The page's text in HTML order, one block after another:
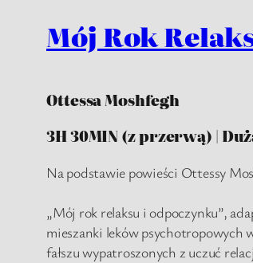
Mój Rok
Ottessa Moshfegh
3H 30MIN (z przerwą) |
Na podstawie powieści Ottessy
„Mój rok relaksu i odpoczynku”,
mieszanki leków psychotropowych
fałszu wypatroszonych z uczuć